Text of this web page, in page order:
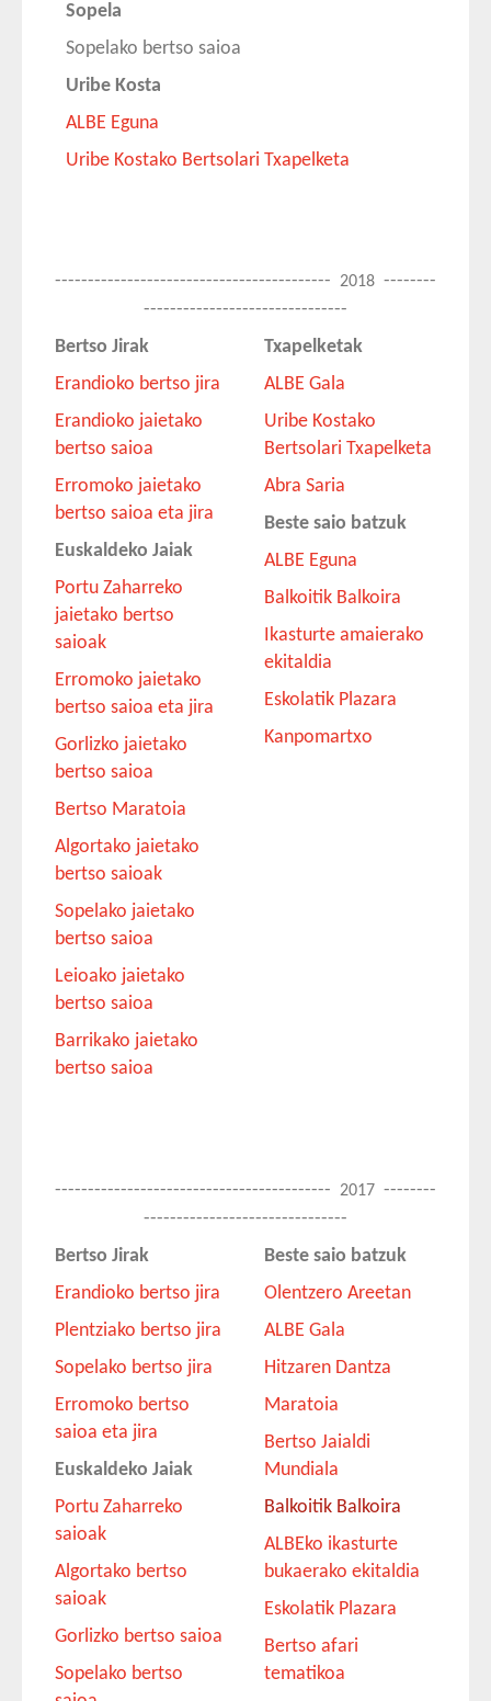
Sopela
Sopelako bertso saioa
Uribe Kosta
ALBE Eguna
Uribe Kostako Bertsolari Txapelketa
------------------------------------------ 2018 --------
-------------------------------
Bertso Jirak
Erandioko bertso jira
Erandioko jaietako
bertso saioa
Erromoko jaietako
bertso saioa eta jira
Euskaldeko Jaiak
Portu Zaharreko
jaietako bertso
saioak
Erromoko jaietako
bertso saioa eta jira
Gorlizko jaietako
bertso saioa
Bertso Maratoia
Algortako jaietako
bertso saioak
Sopelako jaietako
bertso saioa
Leioako jaietako
bertso saioa
Barrikako jaietako
bertso saioa
Txapelketak
ALBE Gala
Uribe Kostako
Bertsolari Txapelketa
Abra Saria
Beste saio batzuk
ALBE Eguna
Balkoitik Balkoira
Ikasturte amaierako
ekitaldia
Eskolatik Plazara
Kanpomartxo
------------------------------------------ 2017 --------
-------------------------------
Bertso Jirak
Erandioko bertso jira
Plentziako bertso jira
Sopelako bertso jira
Erromoko bertso
saioa eta jira
Euskaldeko Jaiak
Portu Zaharreko
saioak
Algortako bertso
saioak
Gorlizko bertso saioa
Sopelako bertso
Beste saio batzuk
Olentzero Areetan
ALBE Gala
Hitzaren Dantza
Maratoia
Bertso Jaialdi
Mundiala
Balkoitik Balkoira
ALBEko ikasturte
bukaerako ekitaldia
Eskolatik Plazara
Bertso afari
tematikoa